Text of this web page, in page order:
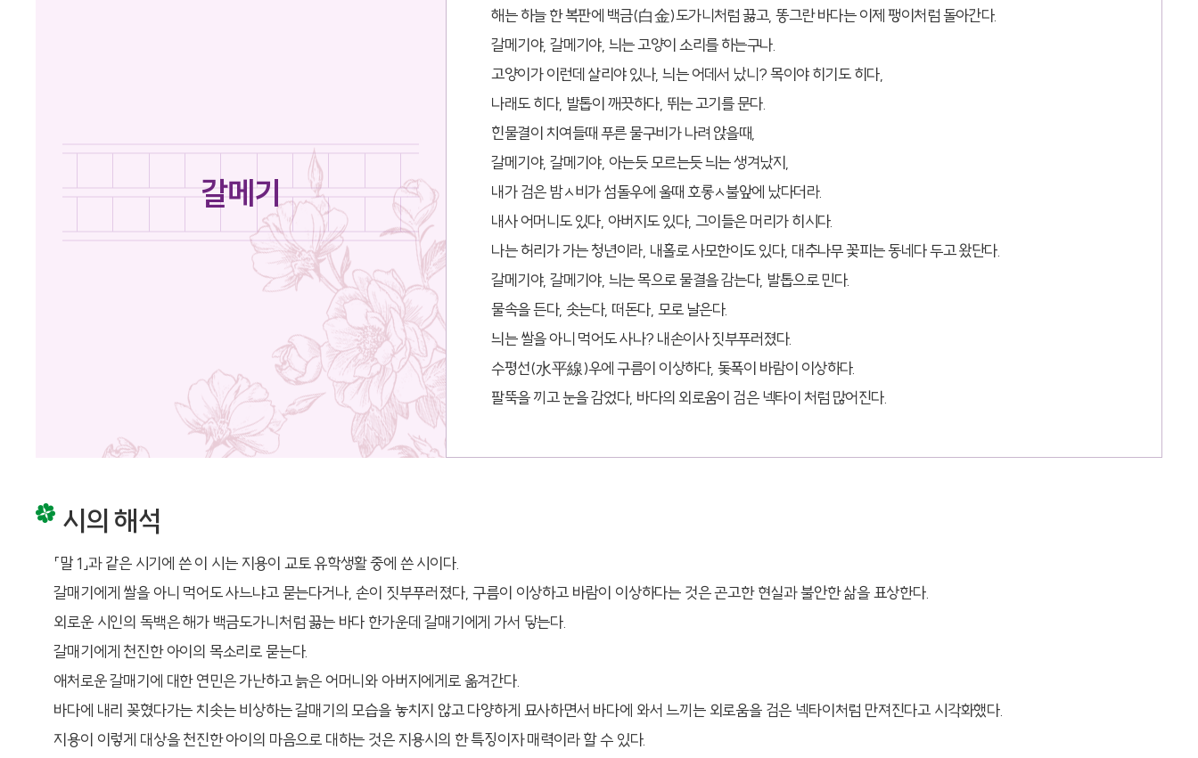
갈메기
해는 하늘 한 복판에 백금(白金)도가니처럼 끓고, 똥그란 바다는 이제 팽이처럼 돌아간다.
갈메기야, 갈메기야, 늬는 고양이 소리를 하는구나.
고양이가 이런데 살리야 있나, 늬는 어데서 났니? 목이야 히기도 히다,
나래도 히다, 발톱이 깨끗하다, 뛰는 고기를 문다.
힌물결이 치여들때 푸른 물구비가 나려 앉을때,
갈메기야, 갈메기야, 아는듯 모르는듯 늬는 생겨났지,
내가 검은 밤ㅅ비가 섬돌우에 울때 호롱ㅅ불앞에 났다더라.
내사 어머니도 있다, 아버지도 있다, 그이들은 머리가 히시다.
나는 허리가 가는 청년이라, 내홀로 사모한이도 있다, 대추나무 꽃피는 동네다 두고 왔단다.
갈메기야, 갈메기야, 늬는 목으로 물결을 감는다, 발톱으로 민다.
물속을 든다, 솟는다, 떠돈다, 모로 날은다.
늬는 쌀을 아니 먹어도 사나? 내손이사 짓부푸러졌다.
수평선(水平線)우에 구름이 이상하다, 돛폭이 바람이 이상하다.
팔뚝을 끼고 눈을 감었다, 바다의 외로움이 검은 넥타이 처럼 많어진다.
시의 해석
「말 1」과 같은 시기에 쓴 이 시는 지용이 교토 유학생활 중에 쓴 시이다.
갈매기에게 쌀을 아니 먹어도 사느냐고 묻는다거나, 손이 짓부푸러졌다, 구름이 이상하고 바람이 이상하다는 것은 곤고한 현실과 불안한 삶을 표상한다.
외로운 시인의 독백은 해가 백금도가니처럼 끓는 바다 한가운데 갈매기에게 가서 닿는다.
갈매기에게 천진한 아이의 목소리로 묻는다.
애처로운 갈매기에 대한 연민은 가난하고 늙은 어머니와 아버지에게로 옮겨간다.
바다에 내리 꽂혔다가는 치솟는 비상하는 갈매기의 모습을 놓치지 않고 다양하게 묘사하면서 바다에 와서 느끼는 외로움을 검은 넥타이처럼 만져진다고 시각화했다.
지용이 이렇게 대상을 천진한 아이의 마음으로 대하는 것은 지용시의 한 특징이자 매력이라 할 수 있다.